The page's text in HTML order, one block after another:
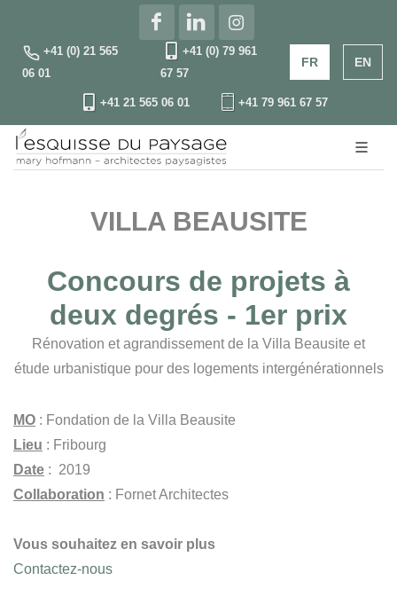
+41 (0) 21 565
06 01
+41 (0) 79 961
67 57
FR EN
+41 21 565 06 01 +41 79 961 67 57
VILLA BEAUSITE
Concours de projets à
deux degrés - 1er prix
Rénovation et agrandissement de la Villa Beausite et
étude urbanistique pour des logements intergénérationnels
MO : Fondation de la Villa Beausite
Lieu : Fribourg
Date : 2019
Collaboration : Fornet Architectes
Vous souhaitez en savoir plus
Contactez-nous